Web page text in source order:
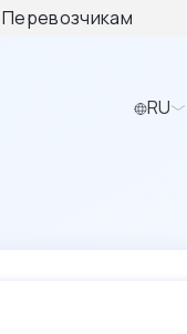
Перевозчикам
RU